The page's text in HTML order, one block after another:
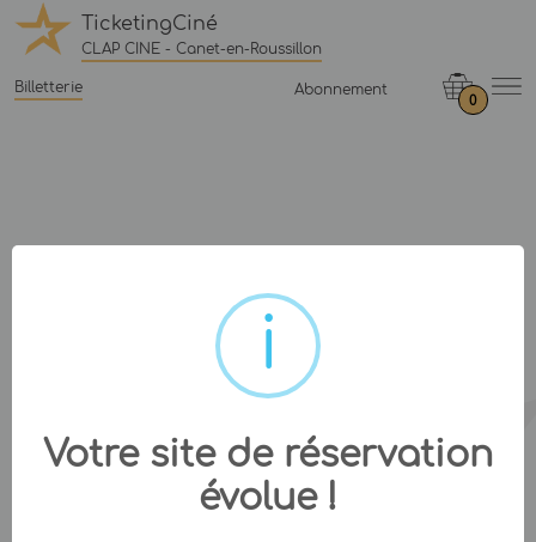
TicketingCiné
CLAP CINE - Canet-en-Roussillon
Billetterie Abonnement
0
Votre site de réservation
évolue !